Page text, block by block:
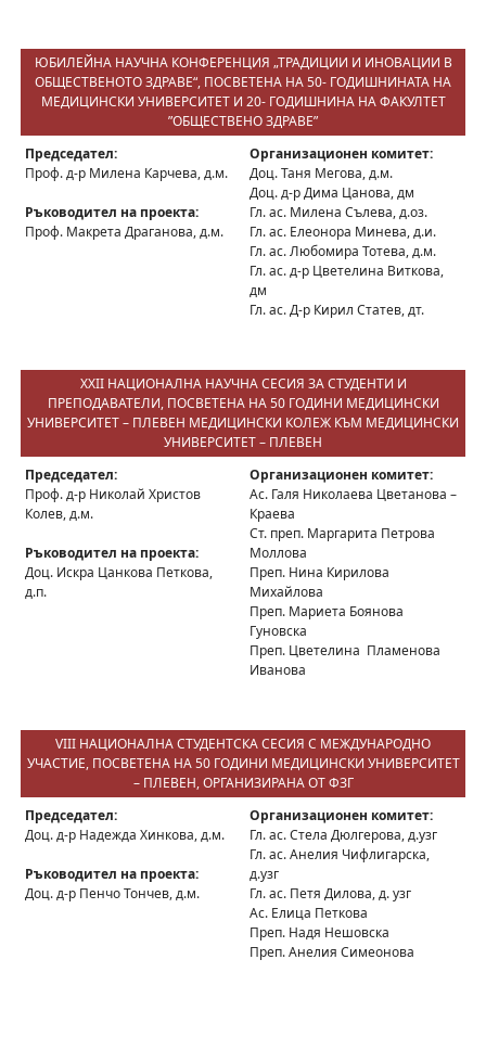
ЮБИЛЕЙНА НАУЧНА КОНФЕРЕНЦИЯ „ТРАДИЦИИ И ИНОВАЦИИ В
ОБЩЕСТВЕНОТО ЗДРАВЕ“, ПОСВЕТЕНА НА 50- ГОДИШНИНАТА НА
МЕДИЦИНСКИ УНИВЕРСИТЕТ И 20- ГОДИШНИНА НА ФАКУЛТЕТ
”ОБЩЕСТВЕНО ЗДРАВЕ”
Председател:
Проф. д-р Милена Карчева, д.м.
Ръководител на проекта:
Проф. Макрета Драганова, д.м.
Организационен комитет:
Доц. Таня Мегова, д.м.
Доц. д-р Дима Цанова, дм
Гл. ас. Милена Сълева, д.оз.
Гл. ас. Елеонора Минева, д.и.
Гл. ас. Любомира Тотева, д.м.
Гл. ас. д-р Цветелина Виткова,
дм
Гл. ас. Д-р Кирил Статев, дт.
XXII НАЦИОНАЛНА НАУЧНА СЕСИЯ ЗА СТУДЕНТИ И
ПРЕПОДАВАТЕЛИ, ПОСВЕТЕНА НА 50 ГОДИНИ МЕДИЦИНСКИ
УНИВЕРСИТЕТ – ПЛЕВЕН МЕДИЦИНСКИ КОЛЕЖ КЪМ МЕДИЦИНСКИ
УНИВЕРСИТЕТ – ПЛЕВЕН
Председател:
Проф. д-р Николай Христов
Колев, д.м.
Ръководител на проекта:
Доц. Искра Цанкова Петкова,
д.п.
Организационен комитет:
Ас. Галя Николаева Цветанова –
Краева
Ст. преп. Маргарита Петрова
Моллова
Преп. Нина Кирилова
Михайлова
Преп. Мариета Боянова
Гуновска
Преп. Цветелина Пламенова
Иванова
VIII НАЦИОНАЛНА СТУДЕНТСКА СЕСИЯ С МЕЖДУНАРОДНО
УЧАСТИЕ, ПОСВЕТЕНА НА 50 ГОДИНИ МЕДИЦИНСКИ УНИВЕРСИТЕТ
– ПЛЕВЕН, ОРГАНИЗИРАНА ОТ ФЗГ
Председател:
Доц. д-р Надежда Хинкова, д.м.
Ръководител на проекта:
Доц. д-р Пенчо Тончев, д.м.
Организационен комитет:
Гл. ас. Стела Дюлгерова, д.узг
Гл. ас. Анелия Чифлигарска,
д.узг
Гл. ас. Петя Дилова, д. узг
Ас. Елица Петкова
Преп. Надя Нешовска
Преп. Анелия Симеонова